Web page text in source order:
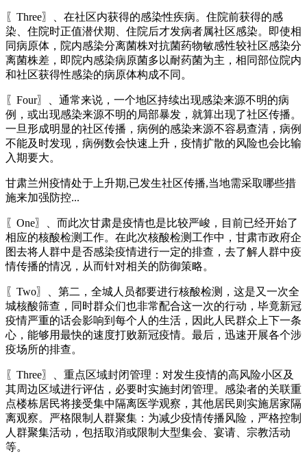
〖Three〗、在社区内获得的感染性疾病。住院前获得的感
染、住院时正值潜伏期、住院后才发病者属社区感染。即使相
同病原体，院内感染分离菌株对抗菌药物敏感性较社区感染分
离菌株差，即院内感染病原菌多以耐药菌为主，相同部位院内
和社区获得性感染的病原体构成不同。
〖Four〗、通常来说，一个地区持续出现感染来源不明的病
例，或出现感染来源不明的局部暴发，就算出现了社区传播。
一旦形成明显的社区传播，病例的感染来源不容易查清，病例
不能及时发现，病例数会快速上升，疫情扩散的风险也会比输
入期要大。
甘肃兰州疫情处于上升期,已发生社区传播,当地需采取哪些措
施来加强防控...
〖One〗、而此次甘肃是疫情也是比较严峻，目前已经开始了
相应的核酸检测工作。在此次核酸检测工作中，甘肃市政府企
图去将人群中是否感染疫情进行一定的排查，去了解人群中疫
情传播的情况，从而针对相关的防御策略。
〖Two〗、第二，全城人员都要进行核酸检测，这是又一次全
城核酸筛查，同时群众们也非常配合这一次的行动，毕竟新冠
疫情严重的话会影响到每个人的生活，因此人民群众上下一条
心，能够用最快的速度打败新冠疫情。最后，迅速开展各个涉
疫场所的排查。
〖Three〗、重点区域封闭管理：对发生疫情的高风险小区及
其周边区域进行评估，必要时实施封闭管理。感染者的关联重
点楼栋居民将接受集中隔离医学观察，其他居民则实施居家隔
离观察。严格限制人群聚集：为减少疫情传播风险，严格控制
人群聚集活动，包括取消或限制大型集会、宴请、宗教活动
等。